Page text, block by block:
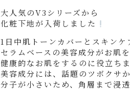
大人気のV3シリーズから
化粧下地が入荷しました
1日中肌トーンカバーとスキンケ
セラムベースの美容成分がお肌を
健康的なお肌をするのに役立ちま
美容成分には、話題のツボクサ
分子が小さいため、角層まで浸透